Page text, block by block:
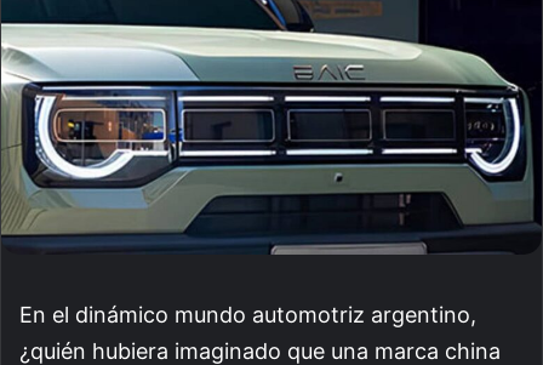
En el dinámico mundo automotriz argentino,
¿quién hubiera imaginado que una marca china